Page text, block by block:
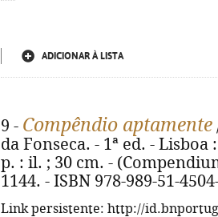
ADICIONAR À LISTA
9 - Compêndio aptamente
da Fonseca. - 1ª ed. -
p. : il. ; 30 cm. -
1144. - ISBN 978-989-51-
Link persistente: http://